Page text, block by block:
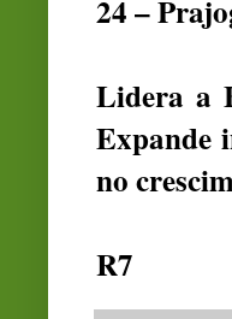
24 –
Lidera a
Expande
no
R7